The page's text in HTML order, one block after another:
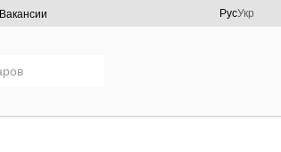
Вакансии
РусУкр